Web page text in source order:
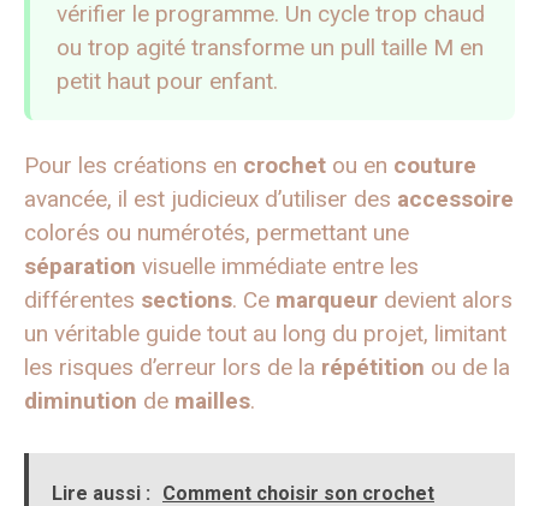
vérifier le programme. Un cycle trop chaud
ou trop agité transforme un pull taille M en
petit haut pour enfant.
Pour les créations en crochet ou en couture
avancée, il est judicieux d’utiliser des accessoire
colorés ou numérotés, permettant une
séparation visuelle immédiate entre les
différentes sections. Ce marqueur devient alors
un véritable guide tout au long du projet, limitant
les risques d’erreur lors de la répétition ou de la
diminution de mailles.
Lire aussi : Comment choisir son crochet